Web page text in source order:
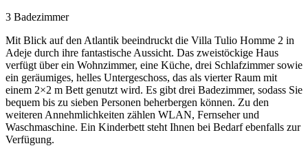
3 Badezimmer
Mit Blick auf den Atlantik beeindruckt die Villa Tulio Homme 2 in
Adeje durch ihre fantastische Aussicht. Das zweistöckige Haus
verfügt über ein Wohnzimmer, eine Küche, drei Schlafzimmer sowie
ein geräumiges, helles Untergeschoss, das als vierter Raum mit
einem 2×2 m Bett genutzt wird. Es gibt drei Badezimmer, sodass Sie
bequem bis zu sieben Personen beherbergen können. Zu den
weiteren Annehmlichkeiten zählen WLAN, Fernseher und
Waschmaschine. Ein Kinderbett steht Ihnen bei Bedarf ebenfalls zur
Verfügung.